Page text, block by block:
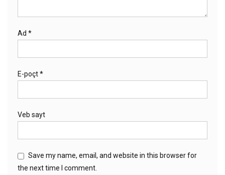
Ad *
E-poçt*
Veb sayt
Save my name, email, and website in this browser for
the next time I comment.